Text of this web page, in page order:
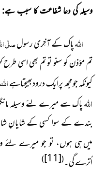
وسیلہ کی دعا شفاعت کا سبب ہے:
اللہپاک کے آخِری رسولصلّی
تم مؤذن کو سنو تو تم بھی اسی طرح
کیونکہ جومجھ پرایک درودبھیجتاہےاللہ
اللہپاک سے میرے لئے وسیلہ
بندے کے سوا کسی کے شایانِ شان
میںہی ہوں، تو جو میرے لئے
اُترے گی۔(
[11]
)